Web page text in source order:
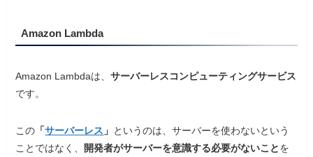
Amazon Lambda
Amazon Lambdaは、サーバーレスコンピューティングサービス
です。
この 「サーバーレス 」 というのは、サーバーを使わないという
ことではなく、
開発者がサーバーを意識する必要がないことを